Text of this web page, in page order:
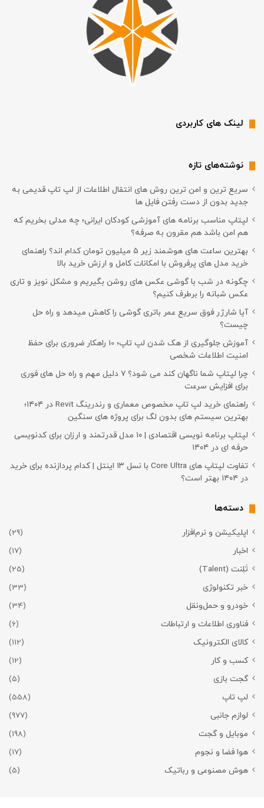
لینک های کاربردی
نوشته‌های تازه
سریع ترین و امن ترین روش های انتقال اطلاعات از لپ تاپ قدیمی به
جدید بدون از دست رفتن فایل ها
لپتاپ مناسب برنامه های آموزشی کودکان ایرانی؛ چه مدلی بخریم که
هم امن باشد هم مقرون به صرفه؟
بهترین ساعت های هوشمند زیر ۵ میلیون تومان کدام اند؟ راهنمای
خرید مدل های پرفروش با امکانات کامل و ارزش خرید بالا
چگونه در شب با گوشی عکس های روشن بگیریم و مشکل نویز و تاری
عکس شبانه را برطرف کنیم؟
آیا شارژر فوق سریع عمر باتری گوشی را کاهش میدهد و راه حل
چیست؟
آموزش جلوگیری از هک شدن لپ تاپ؛ 10 راهکار ضروری برای حفظ
امنیت اطلاعات شخصی
چرا لپتاپ شما ناگهان کند می شود؟ ۷ دلیل مهم و راه حل های فوری
برای افزایش سرعت
راهنمای خرید لپ تاپ مخصوص معماری و رندرینگ Revit در ۱۴۰۴؛
بهترین سیستم های بدون لگ برای پروژه های سنگین
لپتاپ برنامه نویسی اقتصادی | ۱۰ مدل قدرتمند و ارزان برای کدنویسی
حرفه ای در ۱۴۰۴
تفاوت لپتاپ های Core Ultra با نسل ۱۳ اینتل | کدام پردازنده برای خرید
در ۱۴۰۴ بهتر است؟
دسته‌ها
اپلیکیشن و نرم‌افزار
(29)
اخبار
(17)
تَلِنت (Talent)
(25)
خبر تکنولوژی
(33)
خودرو و حمل‌و‌نقل
(34)
فناوری اطلاعات و ارتباطات
(6)
کالای الکترونیک
(112)
کسب و کار
(12)
گجت بازی
(5)
لپ تاپ
(558)
لوازم جانبی
(977)
موبایل و گجت
(198)
هوا فضا و نجوم
(17)
هوش مصنوعی و رباتیک
(5)